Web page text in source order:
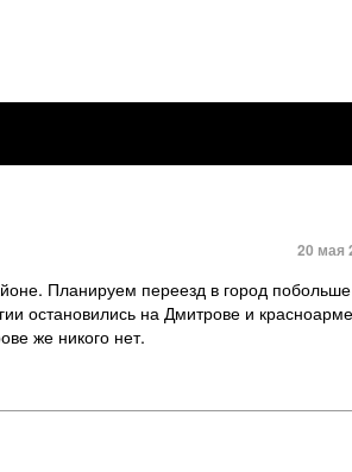
20 мая
Планируем переезд в город
остановились на Дмитрове и
же никого нет.